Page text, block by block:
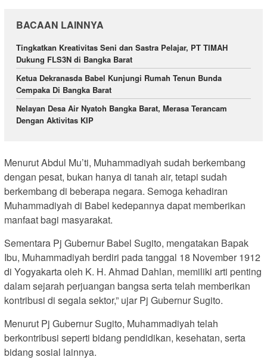
BACAAN LAINNYA
Tingkatkan Kreativitas Seni dan Sastra Pelajar, PT TIMAH
Dukung FLS3N di Bangka Barat
Ketua Dekranasda Babel Kunjungi Rumah Tenun Bunda
Cempaka Di Bangka Barat
Nelayan Desa Air Nyatoh Bangka Barat, Merasa Terancam
Dengan Aktivitas KIP
Menurut Abdul Mu’ti, Muhammadiyah sudah berkembang
dengan pesat, bukan hanya di tanah air, tetapi sudah
berkembang di beberapa negara. Semoga kehadiran
Muhammadiyah di Babel kedepannya dapat memberikan
manfaat bagi masyarakat.
Sementara Pj Gubernur Babel Sugito, mengatakan Bapak
Ibu, Muhammadiyah berdiri pada tanggal 18 November 1912
di Yogyakarta oleh K. H. Ahmad Dahlan, memiliki arti penting
dalam sejarah perjuangan bangsa serta telah memberikan
kontribusi di segala sektor,” ujar Pj Gubernur Sugito.
Menurut Pj Gubernur Sugito, Muhammadiyah telah
berkontribusi seperti bidang pendidikan, kesehatan, serta
bidang sosial lainnya.